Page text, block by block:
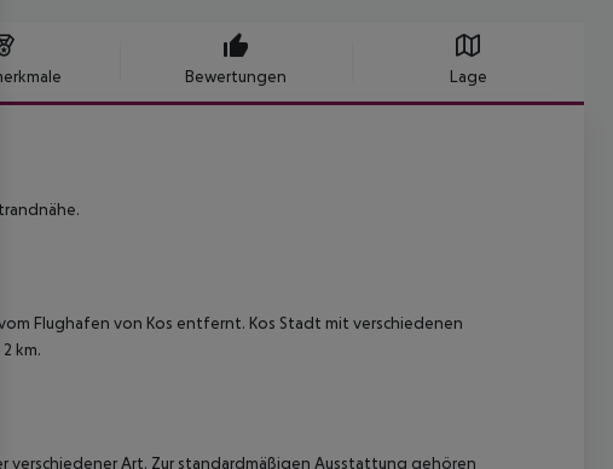
Bewertungen Lage
Flughafen von Kos entfernt. Kos Stadt mit verschiedenen
km.
Art. Zur standardmäßigen Ausstattung gehören